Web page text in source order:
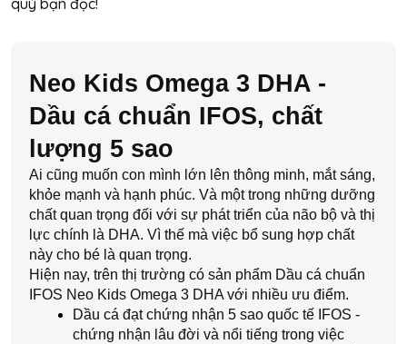
quý bạn đọc!
Neo Kids Omega 3 DHA -
Dầu cá chuẩn IFOS, chất
lượng 5 sao
Ai cũng muốn con mình lớn lên thông minh, mắt sáng,
khỏe mạnh và hạnh phúc. Và một trong những dưỡng
chất quan trọng đối với sự phát triển của não bộ và thị
lực chính là DHA. Vì thế mà việc bổ sung hợp chất
này cho bé là quan trọng.
Hiện nay, trên thị trường có sản phẩm Dầu cá chuẩn
IFOS Neo Kids Omega 3 DHA với nhiều ưu điểm.
Dầu cá đạt chứng nhận 5 sao quốc tế IFOS -
chứng nhận lâu đời và nổi tiếng trong việc